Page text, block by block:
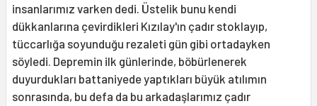
insanlarımız varken dedi. Üstelik bunu kendi
dükkanlarına çevirdikleri Kızılay'ın çadır stoklayıp,
tüccarlığa soyunduğu rezaleti gün gibi ortadayken
söyledi. Depremin ilk günlerinde, böbürlenerek
duyurdukları battaniyede yaptıkları büyük atılımın
sonrasında, bu defa da bu arkadaşlarımız çadır